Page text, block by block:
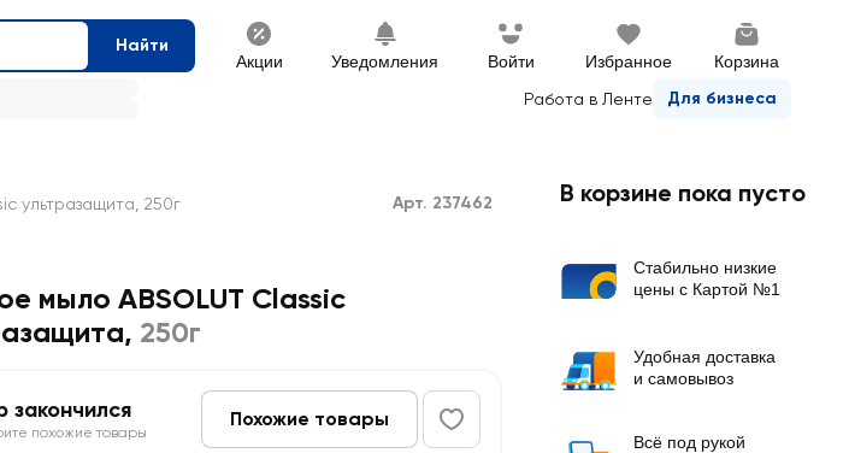
Найти
Акции Уведомления Войти Избранное Корзина
Работа в Ленте Для бизнеса
ультразащита, 250г Арт. 237462
мыло ABSOLUT Classic
, 250г
закончился
похожие товары
Похожие товары
В корзине пока пусто
Стабильно низкие
цены с Картой №1
Удобная доставка
и самовывоз
Всё под рукой